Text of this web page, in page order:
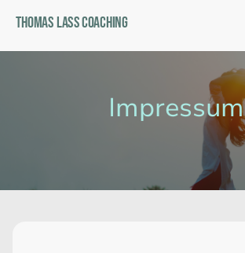
Thomas Lass Coaching
Impressum